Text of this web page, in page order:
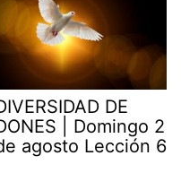
DE
| Domingo 2
agosto Lección 6